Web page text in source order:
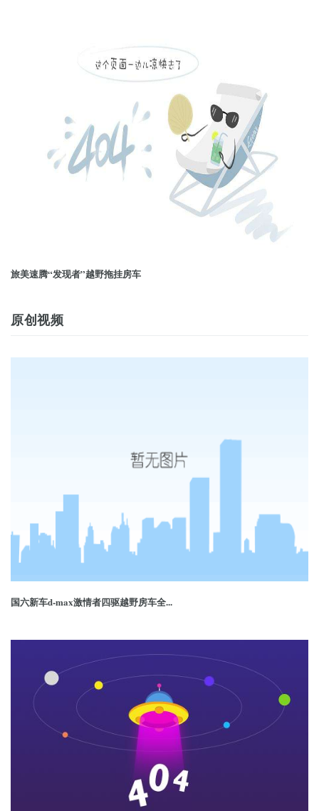
旅美速腾“发现者”越野拖挂房车
原创视频
国六新车d-max激情者四驱越野房车全...